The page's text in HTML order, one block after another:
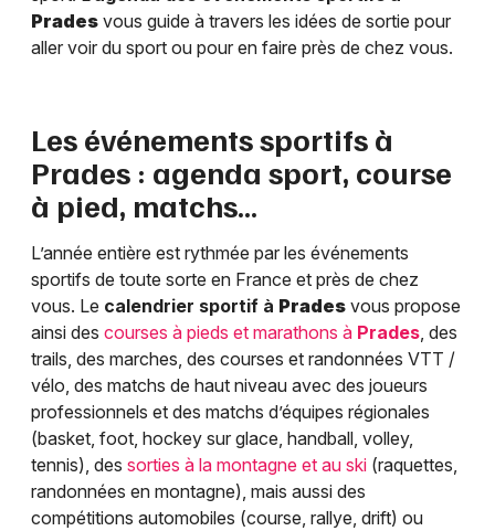
Prades vous guide à travers les idées de sortie pour
aller voir du sport ou pour en faire près de chez vous.
Les événements sportifs à
Prades : agenda sport, course
à pied, matchs…
L’année entière est rythmée par les événements
sportifs de toute sorte en France et près de chez
vous. Le calendrier sportif à Prades vous propose
ainsi des courses à pieds et marathons à Prades, des
trails, des marches, des courses et randonnées VTT /
vélo, des matchs de haut niveau avec des joueurs
professionnels et des matchs d’équipes régionales
(basket, foot, hockey sur glace, handball, volley,
tennis), des sorties à la montagne et au ski (raquettes,
randonnées en montagne), mais aussi des
compétitions automobiles (course, rallye, drift) ou